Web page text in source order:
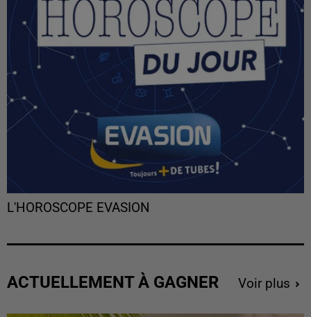
L'HOROSCOPE EVASION
ACTUELLEMENT À GAGNER Voir plus